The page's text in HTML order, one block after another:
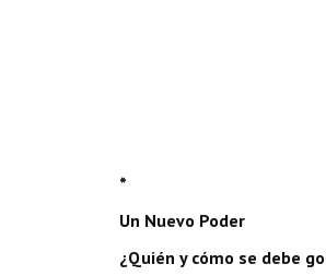
*
Un Nuevo Poder
¿Quién y cómo se debe